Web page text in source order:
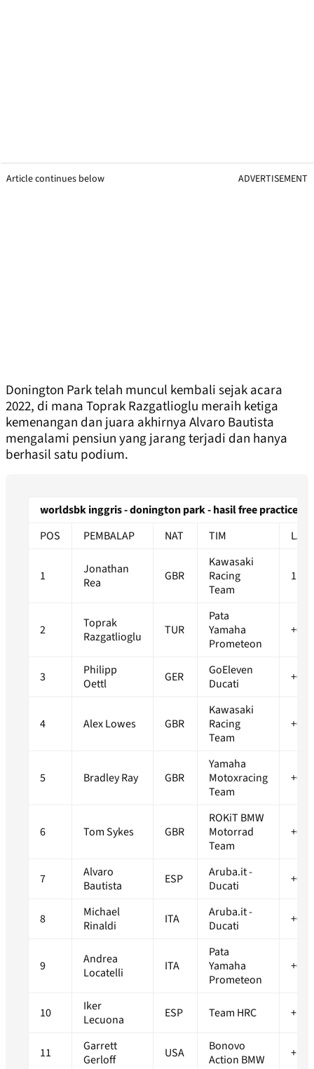
Article continues below ADVERTISEMENT
Donington Park telah muncul kembali sejak acara
2022, di mana Toprak Razgatlioglu meraih ketiga
kemenangan dan juara akhirnya Alvaro Bautista
mengalami pensiun yang jarang terjadi dan hanya
berhasil satu podium.
worldsbk inggris - donington park - hasil free practice 1
POS
PEMBALAP NAT TIM
1
Jonathan
Rea
GBR
Kawasaki
Racing
Team
2
Toprak
Razgatlioglu
TUR
Pata
Yamaha
Prometeon
3
Philipp
Oettl
GER
GoEleven
Ducati
4 Alex Lowes GBR
Kawasaki
Racing
Team
5 Bradley Ray GBR
Yamaha
Motoxracing
Team
6 Tom Sykes GBR
ROKiT BMW
Motorrad
Team
7
Alvaro
Bautista
ESP
Aruba.it -
Ducati
8
Michael
Rinaldi
ITA
Aruba.it -
Ducati
9
Andrea
Locatelli
ITA
Pata
Yamaha
Prometeon
10
Iker
Lecuona
ESP Team HRC
11
Garrett
Gerloff
USA
Bonovo
Action BMW